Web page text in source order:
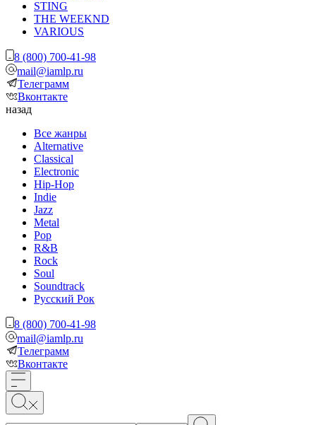
STING
THE WEEKND
VARIOUS
8 (800) 700-41-98
mail@iamlp.ru
Телеграмм
Вконтакте
назад
Все жанры
Alternative
Classical
Electronic
Hip-Hop
Indie
Jazz
Metal
Pop
R&B
Rock
Soul
Soundtrack
Русский Рок
8 (800) 700-41-98
mail@iamlp.ru
Телеграмм
Вконтакте